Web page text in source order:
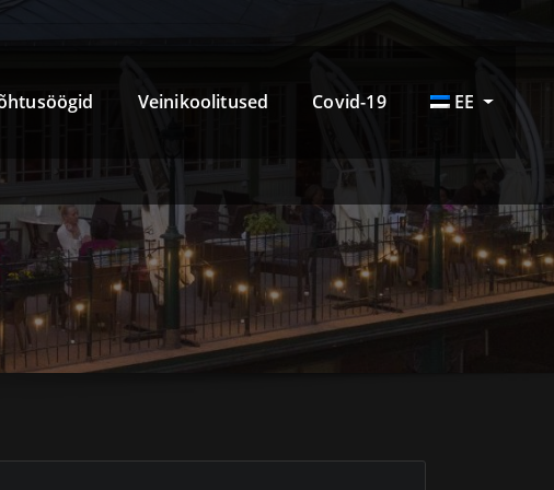
Veinikoolitused Covid-19 EE